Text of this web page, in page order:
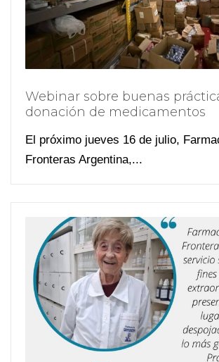
Webinar sobre buenas
donación de medicamentos
El próximo jueves 16 de julio,
Fronteras Argentina,...